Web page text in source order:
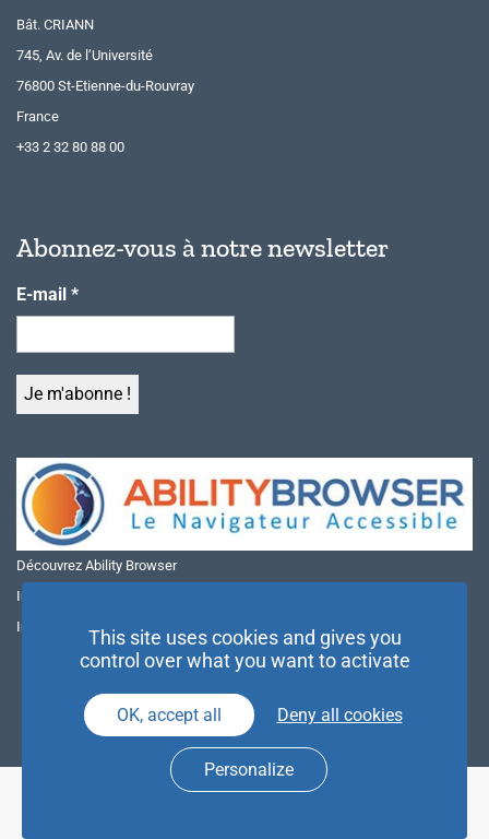
Bât. CRIANN
745, Av. de l’Université
76800 St-Etienne-du-Rouvray
France
+33 2 32 80 88 00
Abonnez-vous à notre newsletter
E-mail *
Découvrez Ability Browser
Installer Ability Browser sur Windows
Installer Ability Browser sur Mac
This site uses cookies and gives you
control over what you want to activate
OK, accept all Deny all cookies
Personalize